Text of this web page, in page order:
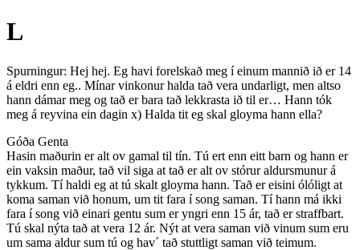
L
Spurningur: Hej hej. Eg havi forelskað meg í einum mannið ið er 14
á eldri enn eg.. Mínar vinkonur halda tað vera undarligt, men altso
hann dámar meg og tað er bara tað lekkrasta ið til er… Hann tók
meg á reyvina ein dagin x) Halda tit eg skal gloyma hann ella?
Góða Genta
Hasin maðurin er alt ov gamal til tín. Tú ert enn eitt barn og hann er
ein vaksin maður, tað vil siga at tað er alt ov stórur aldursmunur á
tykkum. Tí haldi eg at tú skalt gloyma hann. Tað er eisini ólóligt at
koma saman við honum, um tit fara í song saman. Tí hann má ikki
fara í song við einari gentu sum er yngri enn 15 ár, tað er straffbart.
Tú skal nýta tað at vera 12 ár. Nýt at vera saman við vinum sum eru
um sama aldur sum tú og hav´ tað stuttligt saman við teimum.